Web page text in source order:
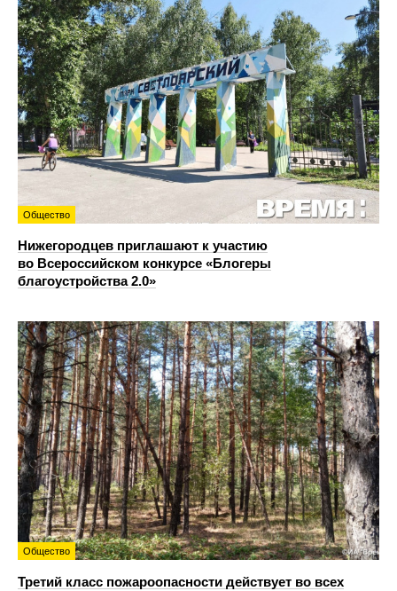
Общество
Нижегородцев приглашают к участию
во Всероссийском конкурсе «Блогеры
благоустройства 2.0»
Общество
Третий класс пожароопасности действует во всех